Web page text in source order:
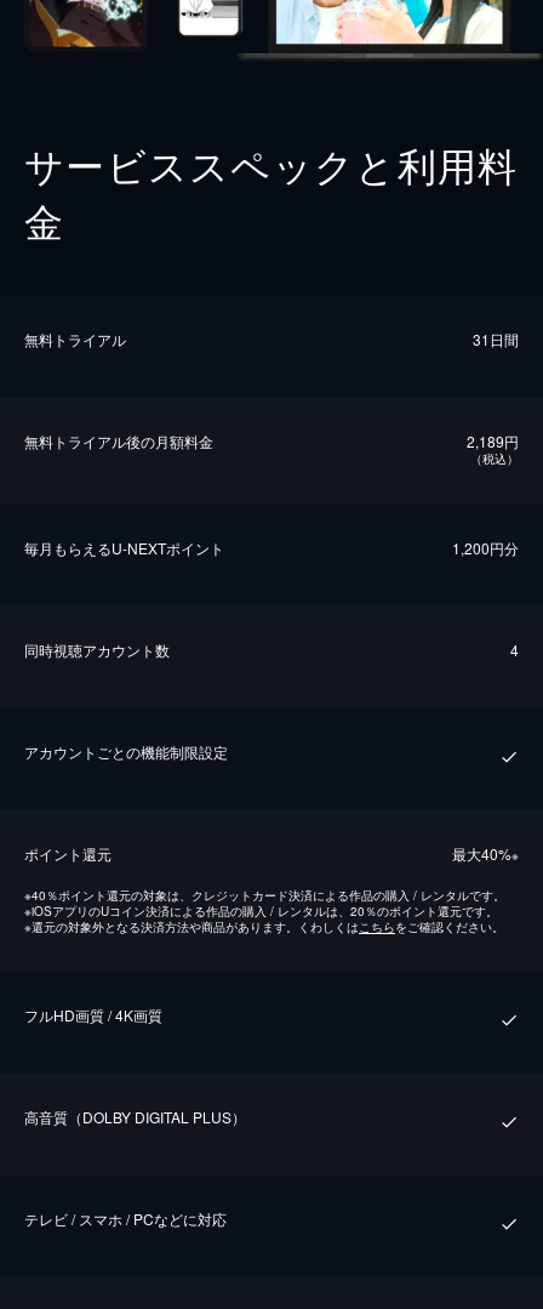
サービススペックと利用料
金
無料トライアル 31日間
無料トライアル後の⽉額料金 2,189円
（税込）
毎⽉もらえるU-NEXTポイント 1,200円分
同時視聴アカウント数 4
アカウントごとの機能制限設定
ポイント還元 最⼤40%※
※40％ポイント還元の対象は、クレジットカード決済による作品の購入 / レンタルです。
※iOSアプリのUコイン決済による作品の購入 / レンタルは、20％のポイント還元です。
※還元の対象外となる決済方法や商品があります。くわしくはこちらをご確認ください。
フルHD画質 / 4K画質
⾼⾳質（DOLBY DIGITAL PLUS）
テレビ / スマホ / PCなどに対応